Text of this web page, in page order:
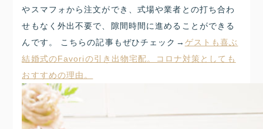
やスマフォから注文ができ、式場や業者との打ち合わ
せもなく外出不要で、隙間時間に進めることができる
んです。 こちらの記事もぜひチェック→ ゲストも喜ぶ
結婚式のFavoriの引き出物宅配。コロナ対策としても
おすすめの理由。